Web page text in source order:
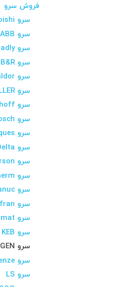
فروش سرو
سرو Mitsubishi
سرو ABB
سرو Allen Bradly
سرو B&R
سرو Baldor
سرو BAUMULLER
سرو Beckhoff
سرو Bosch
سرو Control Techniques
سرو Delta
سرو Emerson
سرو Eurotherm
سرو Fanuc
سرو Gefran
سرو Indramat
سرو KEB
سرو KOLLMORGEN
سرو Lenze
سرو LS